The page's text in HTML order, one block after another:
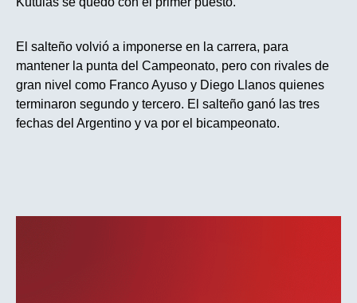
El salteño volvió a imponerse en la carrera, para
mantener la punta del Campeonato, pero con rivales de
gran nivel como Franco Ayuso y Diego Llanos quienes
terminaron segundo y tercero. El salteño ganó las tres
fechas del Argentino y va por el bicampeonato.